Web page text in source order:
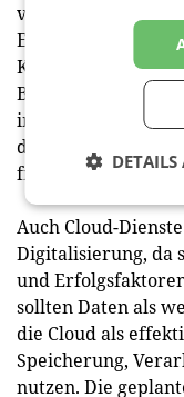
vorantreiben. Sie
Erfolg“. Dabei sei
Kompetenzen von
Bildung sollte vor
integriert werden,
den
frühzeitig zu
Auch Cloud-
Digitalisierung, da
und
sollten Daten als
die Cloud als
Speicherung,
nutzen. Die
DETAILS